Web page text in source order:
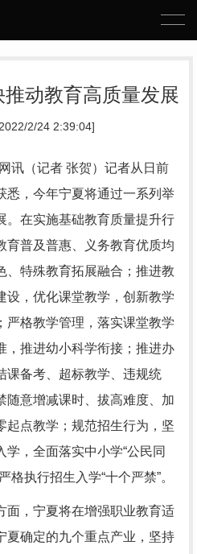
动教育高质量发展
2/24 2:39:04]
讯（记者 张贺）记者从日前
悉，今年宁夏将通过一系列举
。在实施基础教育质量提升行
育普及普惠、义务教育优质均
、特殊教育拓展融合；推进教
设，优化课堂教学，创新教学
严格教学管理，落实课堂教学
，推进幼小科学衔接；推进办
课备考、超标教学、违规统
随意增减课时、拔高难度、加
起点教学；规范招生行为，坚
，全面落实中小学“公民同
格执行招生入学“十个严禁”。
面，宁夏将在增强职业教育适
夏确定的九个重点产业，坚持